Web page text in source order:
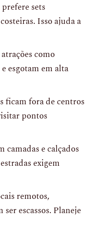
sets
Isso ajuda a
atrações como
esgotam em alta
ficam fora de centros
pontos
camadas e calçados
exigem
remotos,
escassos. Planeje